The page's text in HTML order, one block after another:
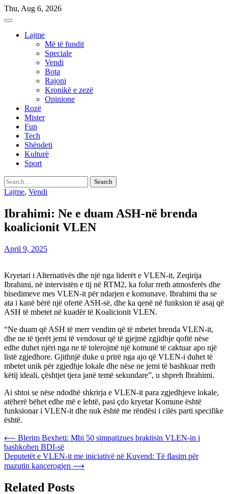
Skip
to
Thu, Aug 6, 2026
Lajme
Më të fundit
Speciale
Vendi
Bota
Rajoni
Kronikë e zezë
Opinione
Rozë
Mister
Fun
Tech
Shëndeti
Kulturë
Sport
Search
for:
Lajme, Vendi
Ibrahimi: Ne e duam ASH-në brenda
koalicionit VLEN
April 9, 2025
Kryetari i Alternativës dhe një nga liderët e VLEN-it, Zeqirija
Ibrahimi, në intervistën e tij në RTM2, ka folur rreth atmosferës dhe
bisedimeve mes VLEN-it për ndarjen e komunave. Ibrahimi tha se
ata i kanë bërë një ofertë ASH-së, dhe ka qenë në funksion të asaj që
ASH të mbetet në kuadër të Koalicionit VLEN.
“Ne duam që ASH të merr vendim që të mbetet brenda VLEN-it,
dhe ne të tjerët jemi të vendosur që të gjejmë zgjidhje qoftë nëse
edhe duhet njëri nga ne të tolerojmë një komunë të caktuar apo një
listë zgjedhore. Gjithnjë duke u prirë nga ajo që VLEN-i duhet të
mbetet unik për zgjedhje lokale dhe nëse ne jemi të bashkuar rreth
këtij ideali, çështjet tjera janë temë sekundare”, u shpreh Ibrahimi.
Ai shtoi se nëse ndodhë shkrirja e VLEN-it para zgjedhjeve lokale,
atëherë bëhet edhe më e lehtë, pasi çdo kryetar Komune është
funksionar i VLEN-it dhe nuk është me rëndësi i cilës parti specifike
është.
Post
navigation
⟵ Blerim Bexheti: Mbi 50 simpatizues braktisin VLEN-in i
bashkohen BDI-së
Deputetët e VLEN-it me iniciativë në Kuvend: Të flasim për
mazutin kancerogjen ⟶
Related Posts